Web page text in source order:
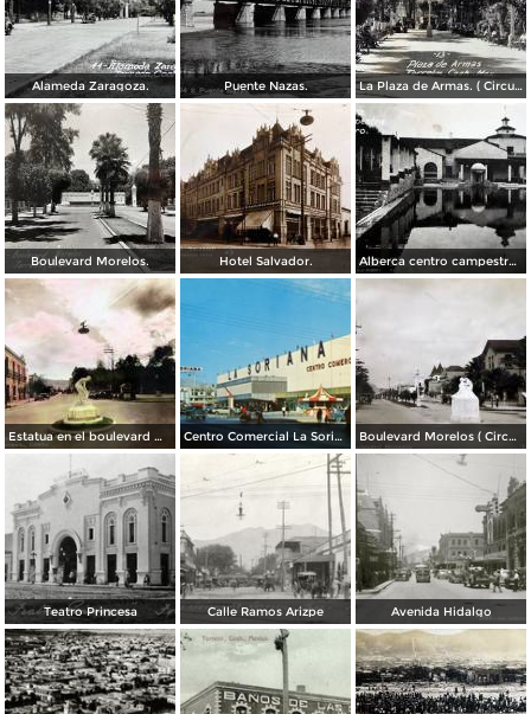
Alameda Zaragoza. Puente Nazas. La Plaza de Armas. ( Circulada el 20 de Abril de 1944 ).
Boulevard Morelos. Hotel Salvador. Alberca centro campestre lagunero.
Estatua en el boulevard Morelos. ( Circulada el 19 de Noviembre de 1936 ). Centro Comercial La Soriana, el primero de esta cadena bajo la modalidad de plaza comercial (circa 1968) Boulevard Morelos ( Circulada el 21 de Enero de 1930 ).
Teatro Princesa Calle Ramos Arizpe Avenida Hidalgo